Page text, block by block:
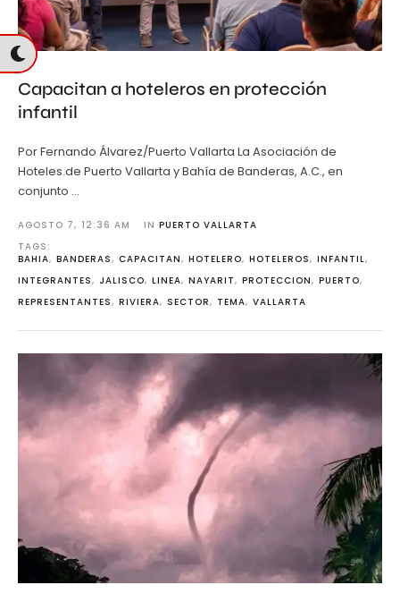
Capacitan a hoteleros en protección
infantil
Por Fernando Álvarez/Puerto Vallarta La Asociación de
Hoteles de Puerto Vallarta y Bahía de Banderas, A.C., en
conjunto …
AGOSTO 7, 12:36 AM IN PUERTO VALLARTA
TAGS:
BAHIA, BANDERAS, CAPACITAN, HOTELERO, HOTELEROS, INFANTIL,
INTEGRANTES, JALISCO, LINEA, NAYARIT, PROTECCION, PUERTO,
REPRESENTANTES, RIVIERA, SECTOR, TEMA, VALLARTA